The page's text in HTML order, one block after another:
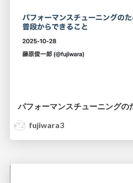
fujiwara3